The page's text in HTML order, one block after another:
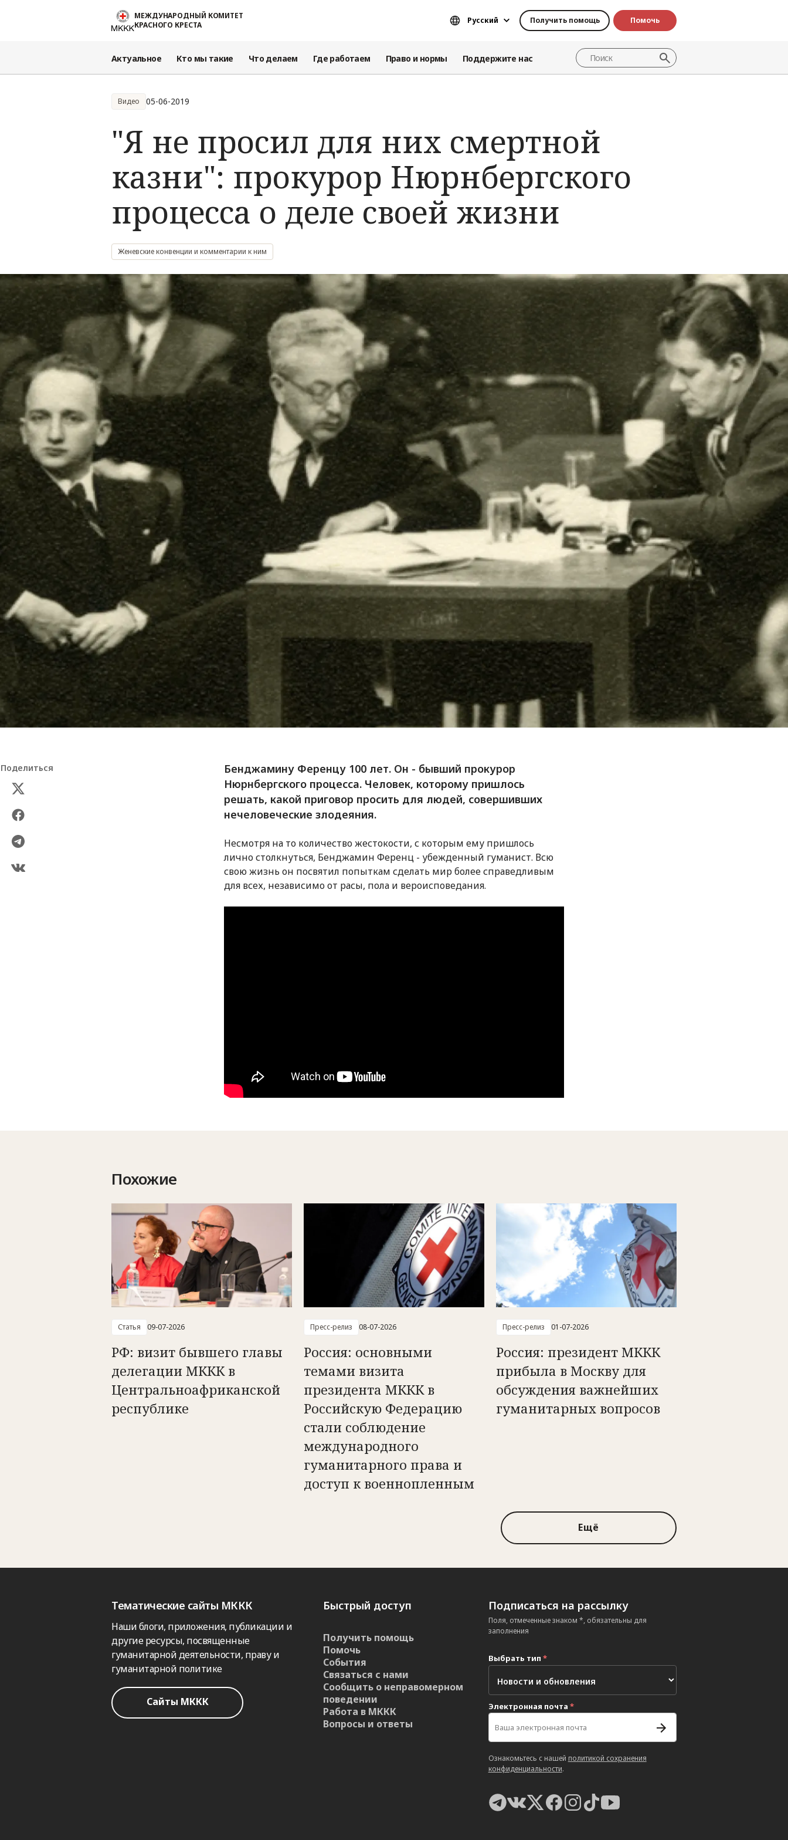
Перейти к основному содержаниюМЕЖДУНАРОДНЫЙ КОМИТЕТ
КРАСНОГО КРЕСТА
Русский Получить помощь Помочь
Актуальное Кто мы такие Что делаем Где работаем Право и нормы Поддержите нас
Видео 05-06-2019
"Я не просил для них смертной
казни": прокурор Нюрнбергского
процесса о деле своей жизни
Женевские конвенции и комментарии к ним
Поделиться
Бенджамину Ференцу 100 лет. Он - бывший прокурор
Нюрнбергского процесса. Человек, которому пришлось
решать, какой приговор просить для людей, совершивших
нечеловеческие злодеяния.
Несмотря на то количество жестокости, с которым ему пришлось
лично столкнуться, Бенджамин Ференц - убежденный гуманист. Всю
свою жизнь он посвятил попыткам сделать мир более справедливым
для всех, независимо от расы, пола и вероисповедания.
Похожие
Статья 09-07-2026
РФ: визит бывшего главы
делегации МККК в
Центральноафриканской
республике
Пресс-релиз 08-07-2026
Россия: основными
темами визита
президента МККК в
Российскую Федерацию
стали соблюдение
международного
гуманитарного права и
доступ к военнопленным
Пресс-релиз 01-07-2026
Россия: президент МККК
прибыла в Москву для
обсуждения важнейших
гуманитарных вопросов
Ещё
Тематические сайты МККК
Наши блоги, приложения, публикации и
другие ресурсы, посвященные
гуманитарной деятельности, праву и
гуманитарной политике
Сайты МККК
Быстрый доступ
Получить помощь
Помочь
События
Связаться с нами
Сообщить о неправомерном
поведении
Работа в МККК
Вопросы и ответы
Подписаться на рассылку
Поля, отмеченные знаком *, обязательны для
заполнения
Выбрать тип *
Электронная почта *
Ознакомьтесь с нашей политикой сохранения
конфиденциальности.